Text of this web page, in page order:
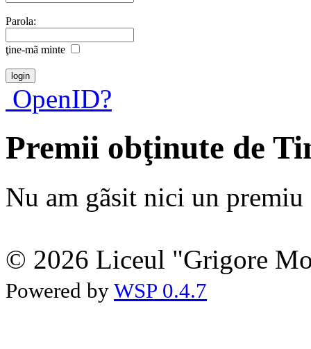
Parola:
ţine-mã minte
OpenID?
Premii obţinute de
Nu am gãsit nici un premiu
© 2026 Liceul "Grigore
Powered by WSP 0.4.7